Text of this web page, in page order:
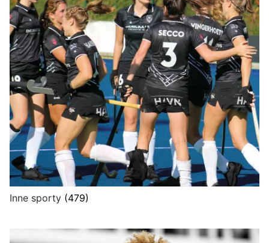
Inne sporty (479)